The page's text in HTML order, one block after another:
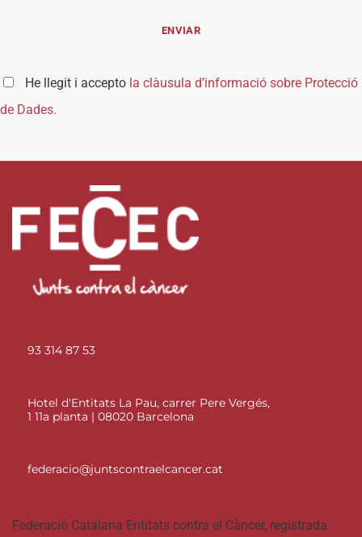
He llegit i accepto la clàusula d’informació sobre Protecció
de Dades.
93 314 87 53
Hotel d'Entitats La Pau, carrer Pere Vergés,
1 11a planta | 08020 Barcelona
federacio@juntscontraelcancer.cat
Federació Catalana Entitats contra el Càncer, registrada